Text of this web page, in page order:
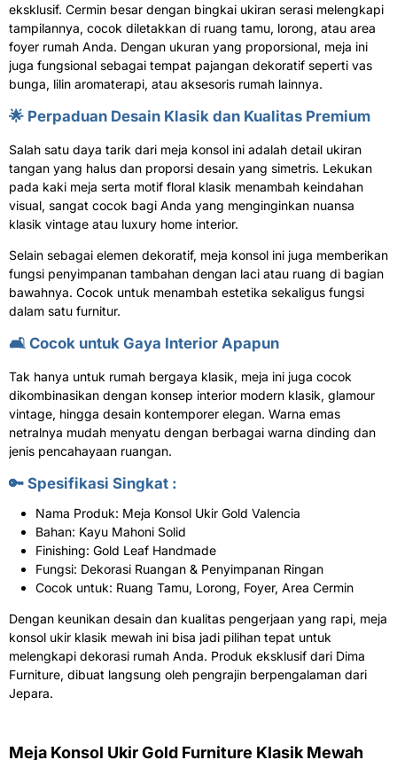
eksklusif. Cermin besar dengan bingkai ukiran serasi melengkapi
tampilannya, cocok diletakkan di ruang tamu, lorong, atau area
foyer rumah Anda. Dengan ukuran yang proporsional, meja ini
juga fungsional sebagai tempat pajangan dekoratif seperti vas
bunga, lilin aromaterapi, atau aksesoris rumah lainnya.
🌟 Perpaduan Desain Klasik dan Kualitas Premium
Salah satu daya tarik dari meja konsol ini adalah detail ukiran
tangan yang halus dan proporsi desain yang simetris. Lekukan
pada kaki meja serta motif floral klasik menambah keindahan
visual, sangat cocok bagi Anda yang menginginkan nuansa
klasik vintage atau luxury home interior.
Selain sebagai elemen dekoratif, meja konsol ini juga memberikan
fungsi penyimpanan tambahan dengan laci atau ruang di bagian
bawahnya. Cocok untuk menambah estetika sekaligus fungsi
dalam satu furnitur.
🛋️ Cocok untuk Gaya Interior Apapun
Tak hanya untuk rumah bergaya klasik, meja ini juga cocok
dikombinasikan dengan konsep interior modern klasik, glamour
vintage, hingga desain kontemporer elegan. Warna emas
netralnya mudah menyatu dengan berbagai warna dinding dan
jenis pencahayaan ruangan.
🔑 Spesifikasi Singkat :
Nama Produk: Meja Konsol Ukir Gold Valencia
Bahan: Kayu Mahoni Solid
Finishing: Gold Leaf Handmade
Fungsi: Dekorasi Ruangan & Penyimpanan Ringan
Cocok untuk: Ruang Tamu, Lorong, Foyer, Area Cermin
Dengan keunikan desain dan kualitas pengerjaan yang rapi, meja
konsol ukir klasik mewah ini bisa jadi pilihan tepat untuk
melengkapi dekorasi rumah Anda. Produk eksklusif dari Dima
Furniture, dibuat langsung oleh pengrajin berpengalaman dari
Jepara.
Meja Konsol Ukir Gold Furniture Klasik Mewah